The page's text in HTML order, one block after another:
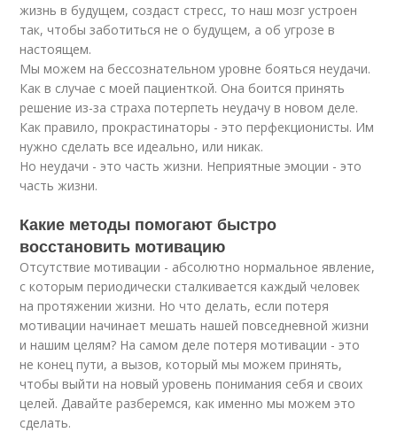
жизнь в будущем, создаст стресс, то наш мозг устроен
так, чтобы заботиться не о будущем, а об угрозе в
настоящем.
Мы можем на бессознательном уровне бояться неудачи.
Как в случае с моей пациенткой. Она боится принять
решение из-за страха потерпеть неудачу в новом деле.
Как правило, прокрастинаторы - это перфекционисты. Им
нужно сделать все идеально, или никак.
Но неудачи - это часть жизни. Неприятные эмоции - это
часть жизни.
Какие методы помогают быстро
восстановить мотивацию
Отсутствие мотивации - абсолютно нормальное явление,
с которым периодически сталкивается каждый человек
на протяжении жизни. Но что делать, если потеря
мотивации начинает мешать нашей повседневной жизни
и нашим целям? На самом деле потеря мотивации - это
не конец пути, а вызов, который мы можем принять,
чтобы выйти на новый уровень понимания себя и своих
целей. Давайте разберемся, как именно мы можем это
сделать.